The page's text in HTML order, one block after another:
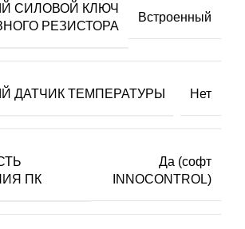
СИЛОВОЙ КЛЮЧ
РЕЗИСТОРА
Встроенный
ДАТЧИК ТЕМПЕРАТУРЫ Нет
ПК
Да (софт
INNOCONTROL)